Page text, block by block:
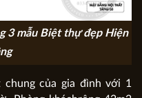
3 mẫu Biệt thự đẹp Hiện
của gia đình với 1